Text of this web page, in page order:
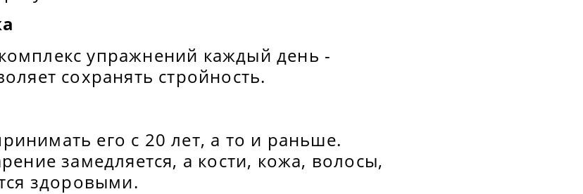
упражнений каждый день -
сохранять стройность.
его с 20 лет, а то и раньше.
замедляется, а кости, кожа, волосы,
здоровыми.